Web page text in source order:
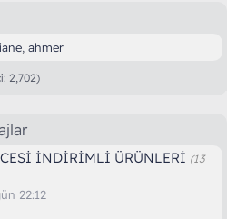
ahmer
2,702)
İNDİRİMLİ ÜRÜNLERİ (13
22:12